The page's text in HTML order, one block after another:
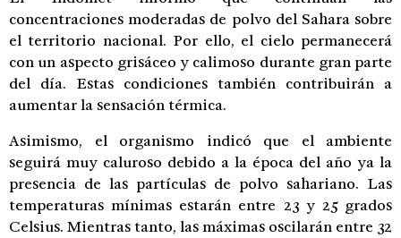
concentraciones moderadas de polvo del Sahara sobre
el territorio nacional. Por ello, el cielo permanecerá
con un aspecto grisáceo y calimoso durante gran parte
del día. Estas condiciones también contribuirán a
aumentar la sensación térmica.
Asimismo, el organismo indicó que el ambiente
seguirá muy caluroso debido a la época del año ya la
presencia de las partículas de polvo sahariano. Las
temperaturas mínimas estarán entre 23 y 25 grados
Celsius. Mientras tanto, las máximas oscilarán entre 32